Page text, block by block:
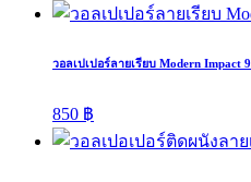
วอลเปเปอร์ลายเรียบ Modern Impact 9
850 ฿